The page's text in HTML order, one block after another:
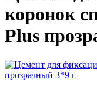
коронок
Plus